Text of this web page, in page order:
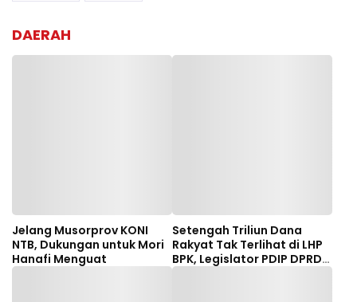
DAERAH
Jelang Musorprov KONI
NTB, Dukungan untuk Mori
Hanafi Menguat
Setengah Triliun Dana
Rakyat Tak Terlihat di LHP
BPK, Legislator PDIP DPRD
NTB Tuntut Audit